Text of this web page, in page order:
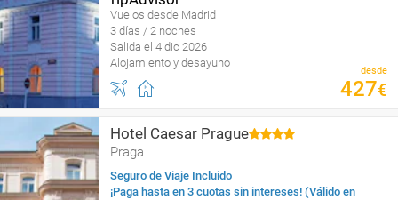
Vuelos desde Madrid
3 días / 2 noches
Salida el 4 dic 2026
Alojamiento y desayuno
desde
427€
Hotel Caesar Prague
Praga
Seguro de Viaje Incluido
¡Paga hasta en 3 cuotas sin intereses! (Válido en